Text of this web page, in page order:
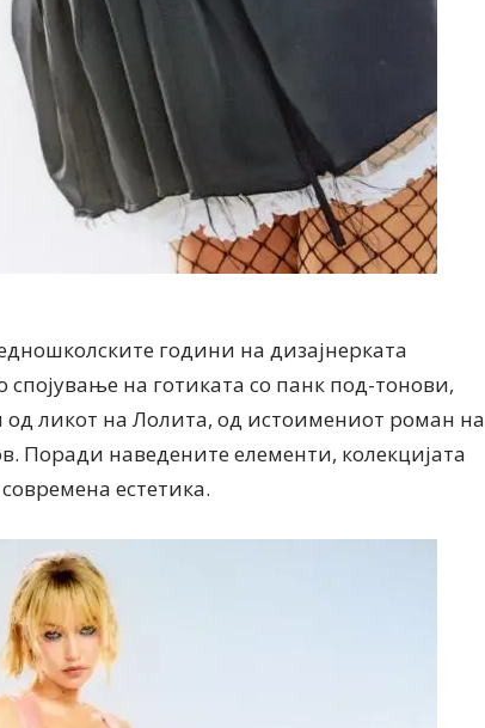
години на дизајнерката
на готиката со панк под-тонови,
ликот на Лолита, од истоимениот роман на
Поради наведените елементи, колекцијата
естетика.
цитати